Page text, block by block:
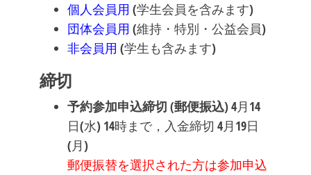
個人会員用 (学生会員を含みます)
団体会員用 (維持・特別・公益会員)
非会員用 (学生も含みます)
締切
予約参加申込締切 (郵便振込)4月14
日(水) 14時まで，入金締切 4月19日
(月)
郵便振替を選択された方は参加申込